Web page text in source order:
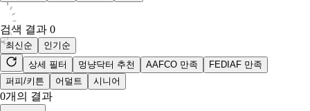
검색 결과 0
최신순
인기순
상세 필터
멍냥닥터 추천 AAFCO 만족
FEDIAF 만족
퍼피/키튼
어덜트 시니어
0개의 결과